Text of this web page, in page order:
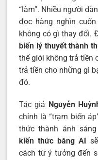
“làm”. Nhiều người
đọc hàng nghìn
không có gì thay đổi.
biến lý thuyết thành
thế giới không trả tiền
trả tiền cho những gì
đó.
Tác giả Nguyễn
chính là “trạm biến
thức thành ánh
kiến thức bằng AI
cách từ ý tưởng đến